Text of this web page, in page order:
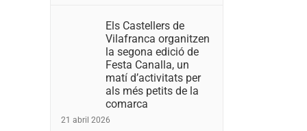
Els Castellers de
Vilafranca organitzen
la segona edició de
Festa Canalla, un
matí d’activitats per
als més petits de la
comarca
21 abril 2026